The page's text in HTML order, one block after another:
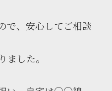
で、安心してご相談
ました。